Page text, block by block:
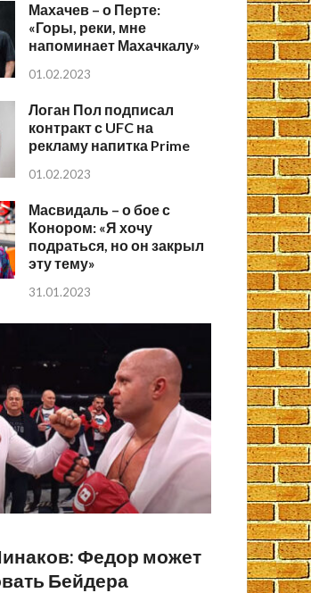
Махачев – о Перте:
«Горы, реки, мне
напоминает Махачкалу»
01.02.2023
Логан Пол подписал
контракт с UFC на
рекламу напитка Prime
01.02.2023
Масвидаль – о бое с
Конором: «Я хочу
подраться, но он закрыл
эту тему»
31.01.2023
Федор может
Бейдера